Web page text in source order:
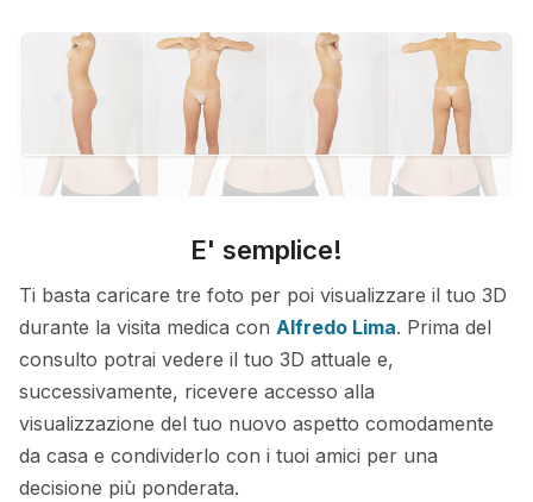
E' semplice!
Ti basta caricare tre foto per poi visualizzare il tuo 3D
durante la visita medica con Alfredo Lima. Prima del
consulto potrai vedere il tuo 3D attuale e,
successivamente, ricevere accesso alla
visualizzazione del tuo nuovo aspetto comodamente
da casa e condividerlo con i tuoi amici per una
decisione più ponderata.